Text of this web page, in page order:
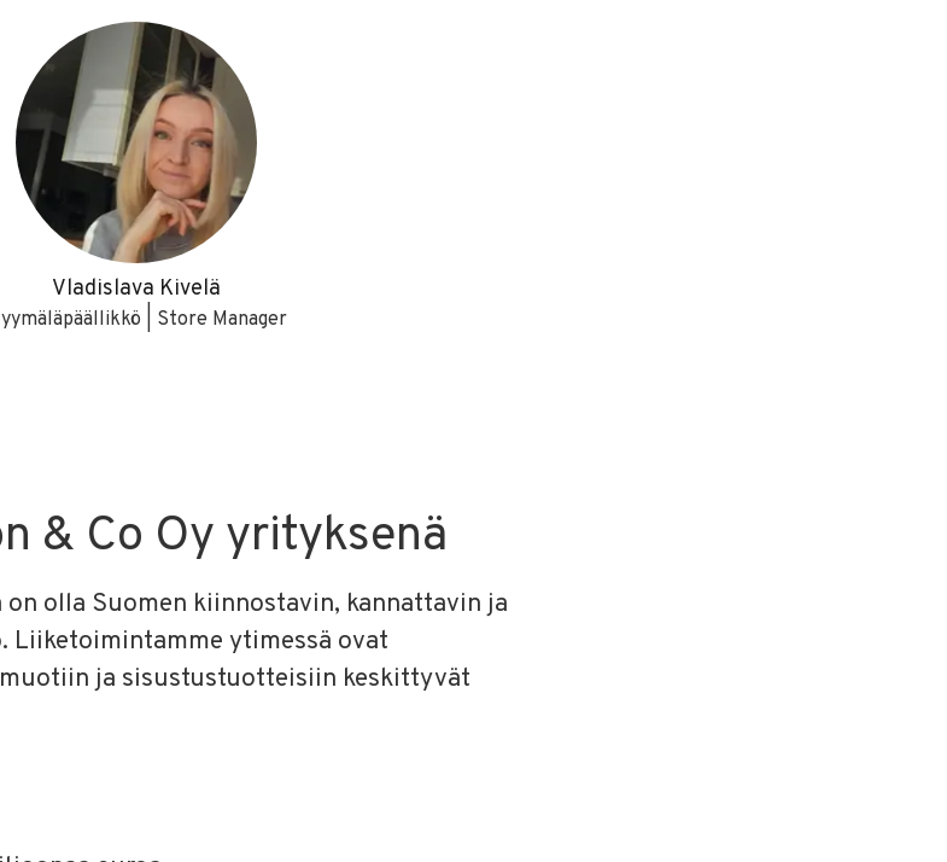
Vladislava Kivelä
| Store Manager
& Co Oy yrityksenä
on olla Suomen kiinnostavin, kannattavin ja
Liiketoimintamme ytimessä ovat
ja sisustustuotteisiin keskittyvät